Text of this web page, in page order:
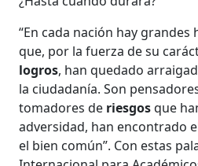
“En cada nación hay
que, por la fuerza de su
logros, han quedado
la ciudadanía. Son
tomadores de riesgosque
adversidad, han encontrado
el bien común”. Con estas